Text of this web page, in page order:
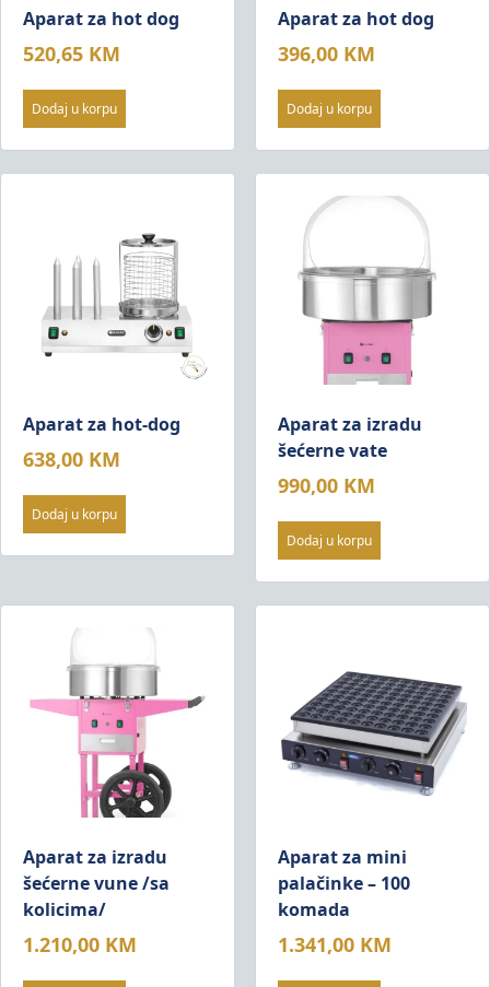
Aparat za hot dog
520,65 KM
Dodaj u korpu
Aparat za hot dog
396,00 KM
Dodaj u korpu
Aparat za hot-dog
638,00 KM
Dodaj u korpu
Aparat za izradu
šećerne vate
990,00 KM
Dodaj u korpu
Aparat za izradu
šećerne vune /sa
kolicima/
1.210,00 KM
Aparat za mini
palačinke – 100
komada
1.341,00 KM